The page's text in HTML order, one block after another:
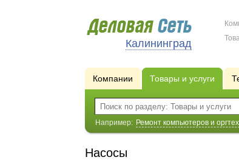
Калининград
Компании Товары и услуги
Например: Ремонт компьютеров и
Насосы